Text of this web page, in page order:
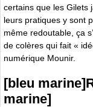
certains que les Gilets
leurs pratiques y sont
même redoutable, ça
de colères qui fait «
numérique Mounir.
[bleu
marine]